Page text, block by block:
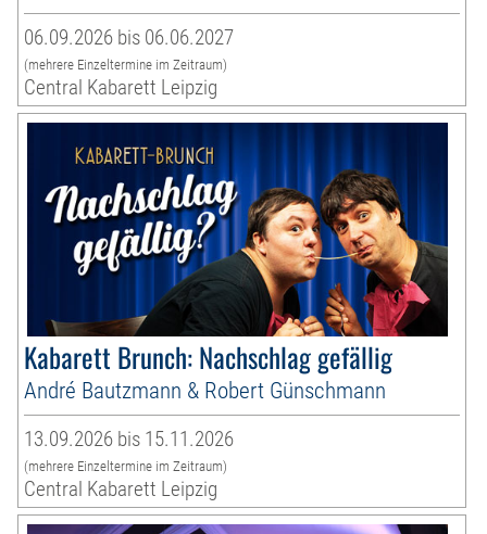
06.09.2026 bis 06.06.2027
(mehrere Einzeltermine im Zeitraum)
Central Kabarett Leipzig
Kabarett Brunch: Nachschlag gefällig
André Bautzmann & Robert Günschmann
13.09.2026 bis 15.11.2026
(mehrere Einzeltermine im Zeitraum)
Central Kabarett Leipzig